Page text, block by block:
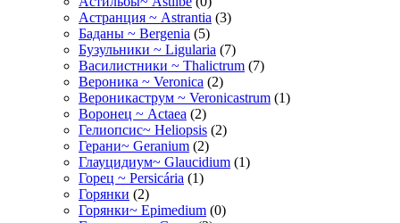
Астранция ~ Astrantia (3)
Баданы ~ Bergenia (5)
Бузульники ~ Ligularia (7)
Василистники ~ Thalictrum (7)
Вероника ~ Veronica (2)
Вероникаструм ~ Veronicastrum (1)
Воронец ~ Actaea (2)
Гелиопсис~ Heliopsis (2)
Герани~ Geranium (2)
Глауцидиум~ Glaucidium (1)
Горец ~ Persicária (1)
Горянки (2)
Горянки~ Epimedium (0)